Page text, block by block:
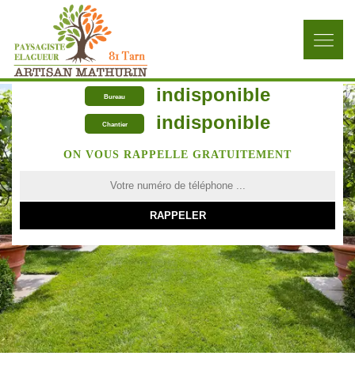
Bureau indisponible
Chantier indisponible
ON VOUS RAPPELLE GRATUITEMENT